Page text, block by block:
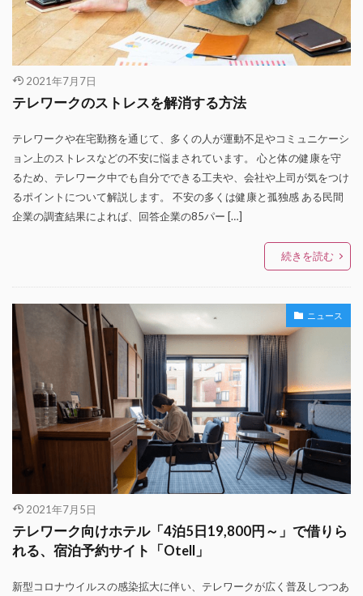
2021年7月7日
テレワークのストレスを解消する方法
テレワークや在宅勤務を通じて、多くの人が運動不足やコミュニケーシ
ョン上のストレスなどの不安に悩まされています。 心と体の健康を守
るため、テレワーク中でも自分でできる工夫や、会社や上司が気をつけ
るポイントについて解説します。 不安の多くは健康と孤独感 ある民間
企業の調査結果によれば、回答企業の85パー […]
続きを読む
ニュース
2021年7月5日
テレワーク向けホテル「4泊5日19,800円～」で借りら
れる、宿泊予約サイト「Otell」
新型コロナウイルスの感染拡大に伴い、テレワークが広く普及しつつあ